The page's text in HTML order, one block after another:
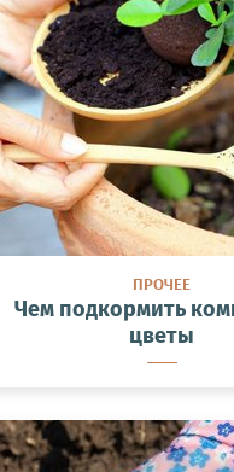
ПРОЧЕЕ
Чем подкормить
цветы